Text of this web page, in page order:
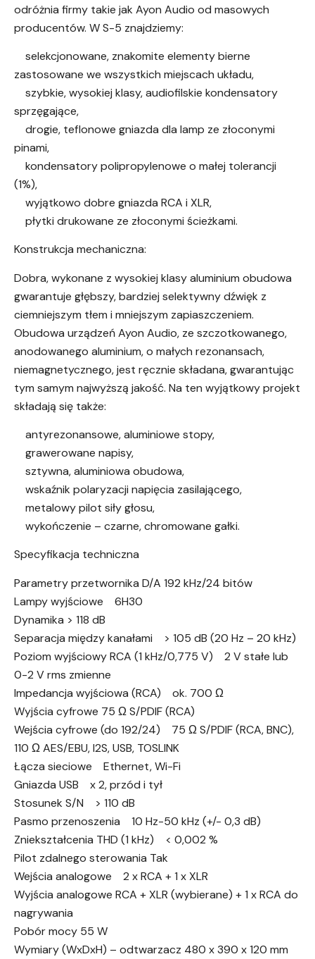
odróżnia firmy takie jak Ayon Audio od masowych
producentów. W S-5 znajdziemy:
selekcjonowane, znakomite elementy bierne
zastosowane we wszystkich miejscach układu,
szybkie, wysokiej klasy, audiofilskie kondensatory
sprzęgające,
drogie, teflonowe gniazda dla lamp ze złoconymi
pinami,
kondensatory polipropylenowe o małej tolerancji
(1%),
wyjątkowo dobre gniazda RCA i XLR,
płytki drukowane ze złoconymi ścieżkami.
Konstrukcja mechaniczna:
Dobra, wykonane z wysokiej klasy aluminium obudowa
gwarantuje głębszy, bardziej selektywny dźwięk z
ciemniejszym tłem i mniejszym zapiaszczeniem.
Obudowa urządzeń Ayon Audio, ze szczotkowanego,
anodowanego aluminium, o małych rezonansach,
niemagnetycznego, jest ręcznie składana, gwarantując
tym samym najwyższą jakość. Na ten wyjątkowy projekt
składają się także:
antyrezonansowe, aluminiowe stopy,
grawerowane napisy,
sztywna, aluminiowa obudowa,
wskaźnik polaryzacji napięcia zasilającego,
metalowy pilot siły głosu,
wykończenie – czarne, chromowane gałki.
Specyfikacja techniczna
Parametry przetwornika D/A 192 kHz/24 bitów
Lampy wyjściowe 6H30
Dynamika > 118 dB
Separacja między kanałami > 105 dB (20 Hz – 20 kHz)
Poziom wyjściowy RCA (1 kHz/0,775 V) 2 V stałe lub
0-2 V rms zmienne
Impedancja wyjściowa (RCA) ok. 700 Ω
Wyjścia cyfrowe 75 Ω S/PDIF (RCA)
Wejścia cyfrowe (do 192/24) 75 Ω S/PDIF (RCA, BNC),
110 Ω AES/EBU, I2S, USB, TOSLINK
Łącza sieciowe Ethernet, Wi-Fi
Gniazda USB x 2, przód i tył
Stosunek S/N > 110 dB
Pasmo przenoszenia 10 Hz-50 kHz (+/- 0,3 dB)
Zniekształcenia THD (1 kHz) < 0,002 %
Pilot zdalnego sterowania Tak
Wejścia analogowe 2 x RCA + 1 x XLR
Wyjścia analogowe RCA + XLR (wybierane) + 1 x RCA do
nagrywania
Pobór mocy 55 W
Wymiary (WxDxH) – odtwarzacz 480 x 390 x 120 mm